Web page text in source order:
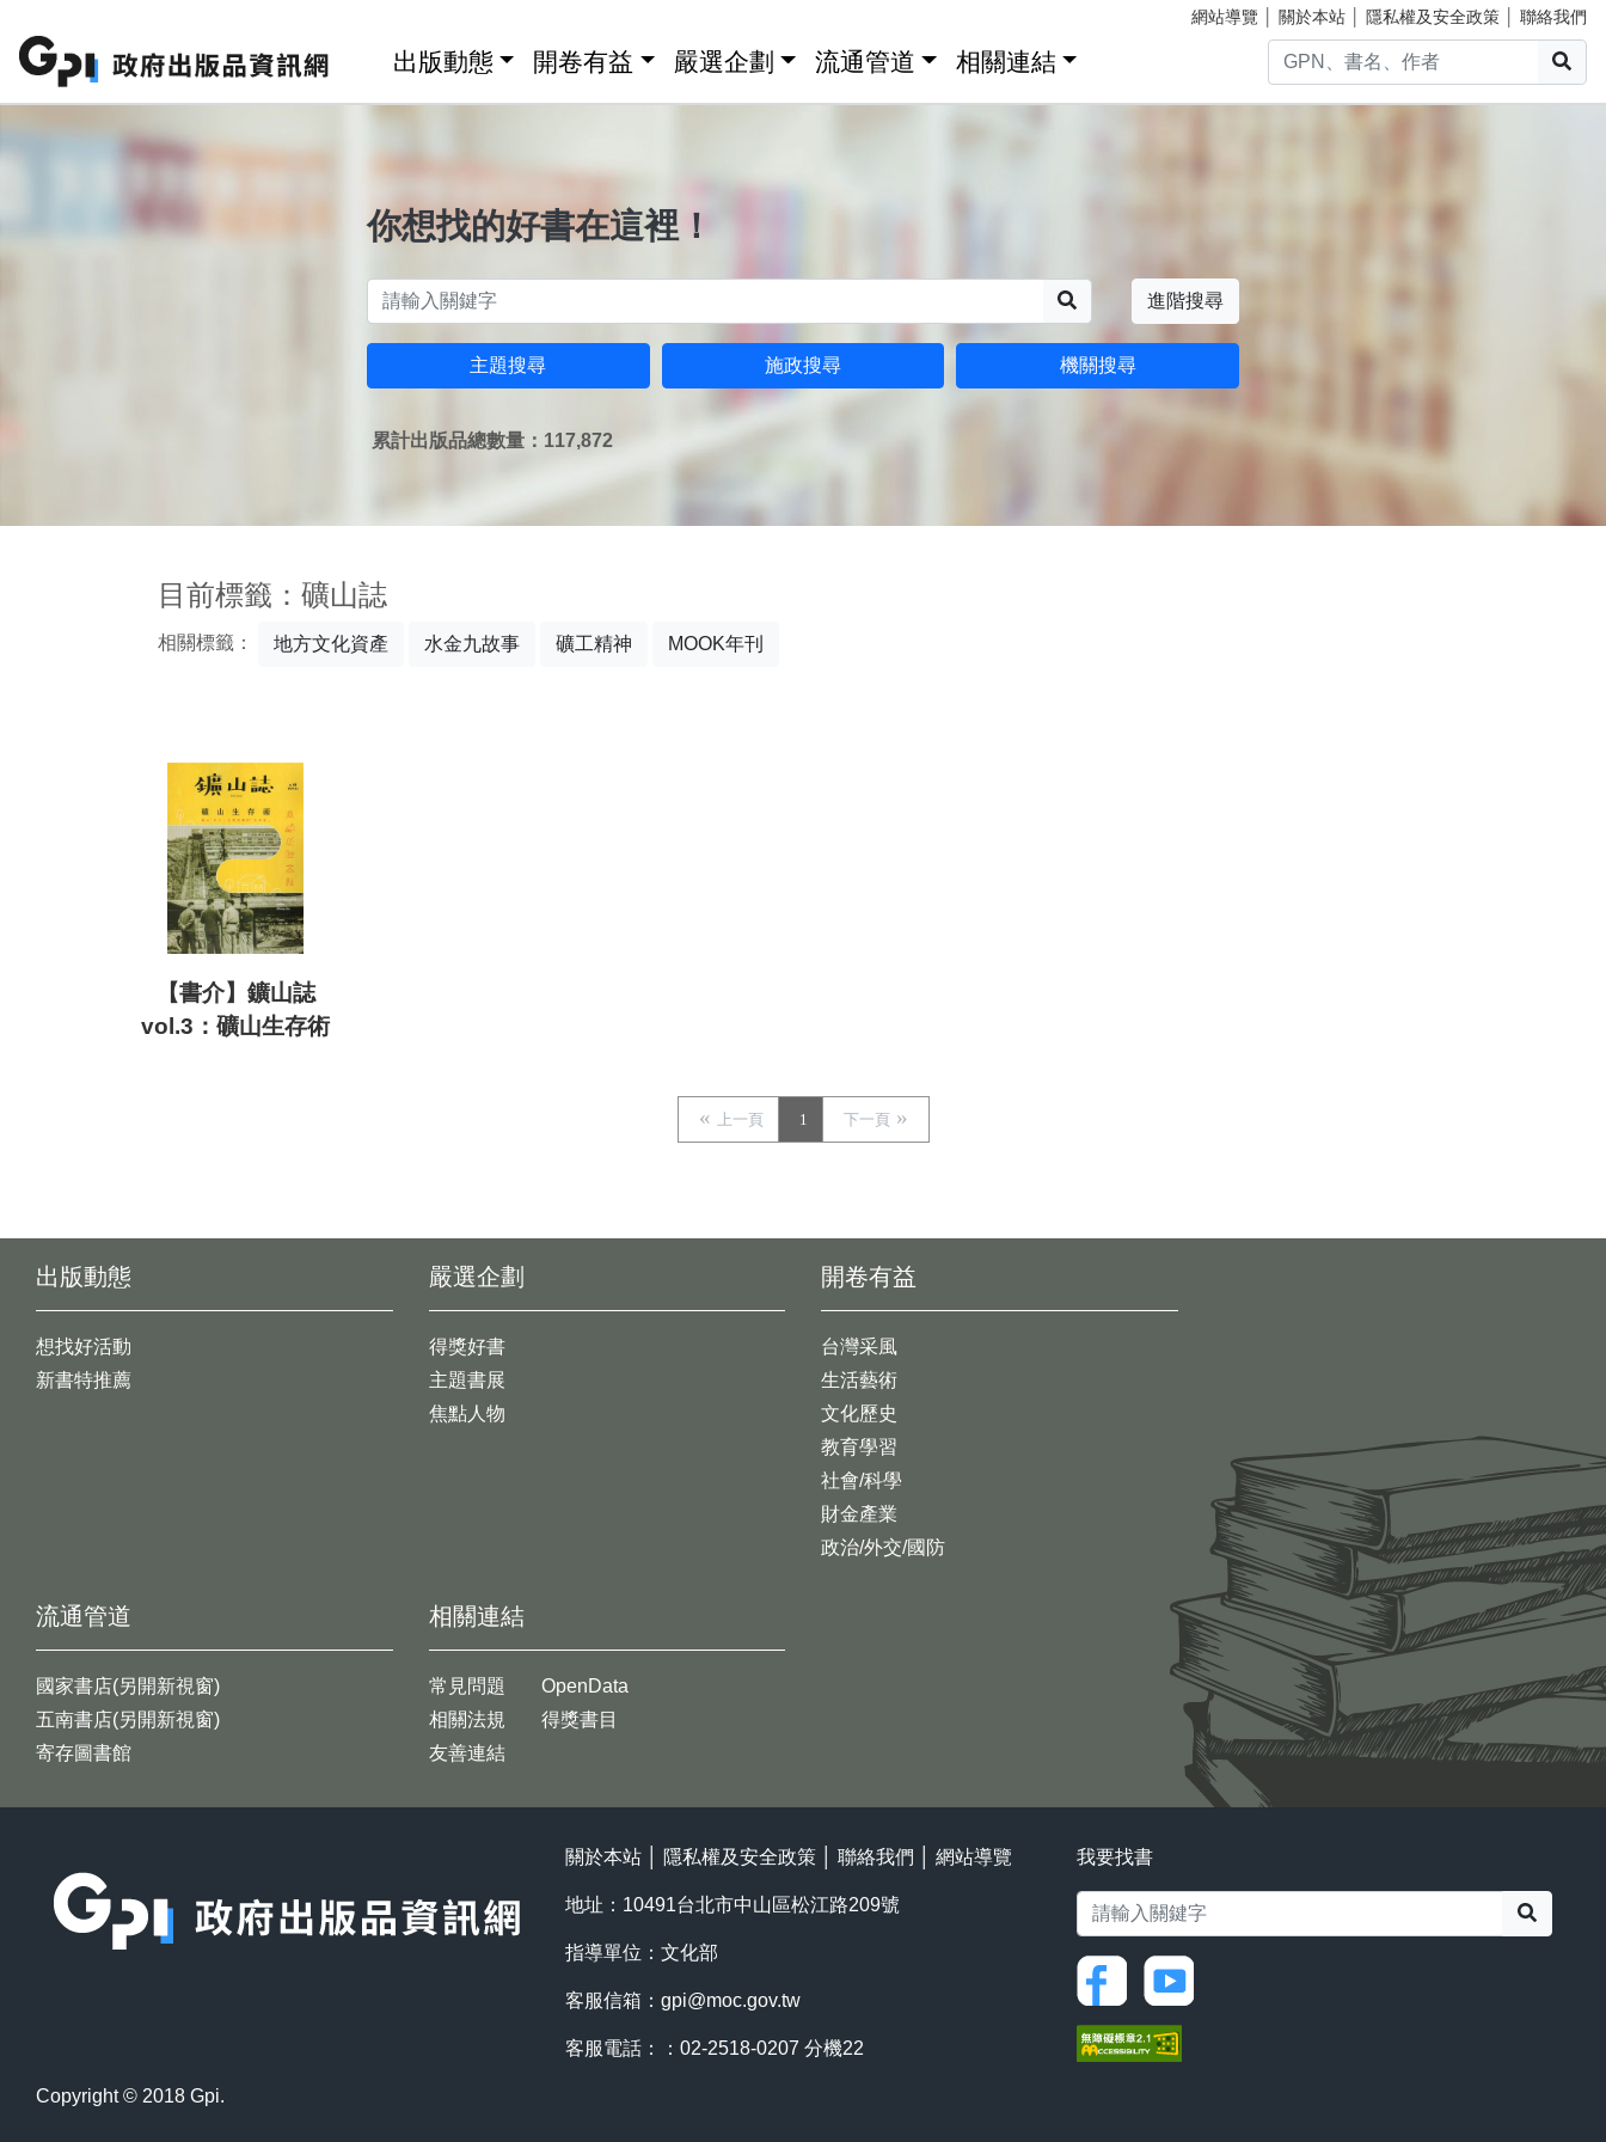
網站導覽 關於本站 隱私權及安全政策 聯絡我們
出版動態 開卷有益 嚴選企劃 流通管道 相關連結
你想找的好書在這裡！
進階搜尋
主題搜尋 施政搜尋 機關搜尋
累計出版品總數量：117,872
目前標籤：礦山誌
相關標籤： 地方文化資產 水金九故事 礦工精神 MOOK年刊
【書介】鑛山誌
vol.3：礦山生存術
上一頁 1 下一頁
出版動態
想找好活動
新書特推薦
開卷有益
台灣采風
生活藝術
文化歷史
教育學習
社會/科學
財金產業
政治/外交/國防
嚴選企劃
得獎好書
主題書展
焦點人物
流通管道
國家書店(另開新視窗)
五南書店(另開新視窗)
寄存圖書館
相關連結
常見問題
相關法規
友善連結
OpenData
得獎書目
關於本站 隱私權及安全政策 聯絡我們 網站導覽
地址：10491台北市中山區松江路209號
指導單位：文化部
客服信箱： gpi@moc.gov.tw
客服電話：：02-2518-0207 分機22
我要找書
Copyright © 2018 Gpi.